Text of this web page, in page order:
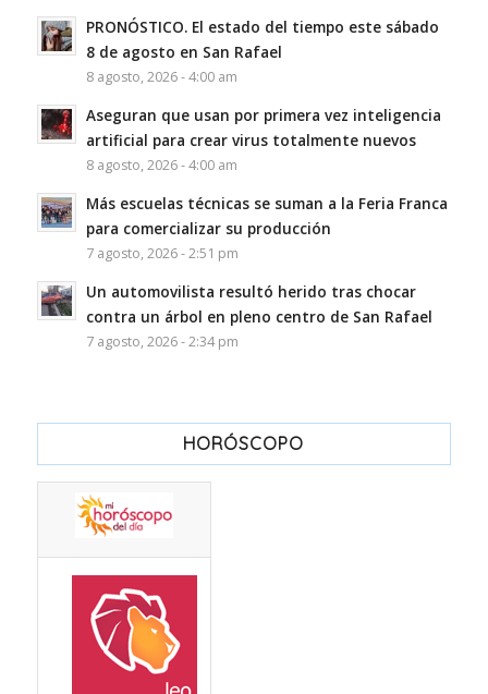
PRONÓSTICO. El estado del tiempo este sábado
8 de agosto en San Rafael
8 agosto, 2026 - 4:00 am
Aseguran que usan por primera vez inteligencia
artificial para crear virus totalmente nuevos
8 agosto, 2026 - 4:00 am
Más escuelas técnicas se suman a la Feria Franca
para comercializar su producción
7 agosto, 2026 - 2:51 pm
Un automovilista resultó herido tras chocar
contra un árbol en pleno centro de San Rafael
7 agosto, 2026 - 2:34 pm
HORÓSCOPO